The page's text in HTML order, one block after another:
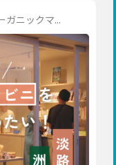
宮城
山形
福島
山梨
庫
口
ニックマ...